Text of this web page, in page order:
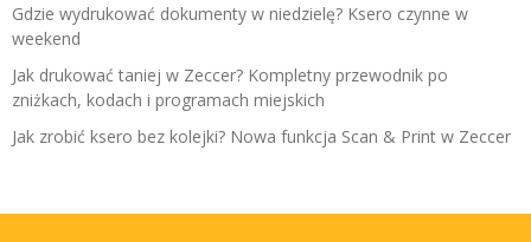
Gdzie wydrukować dokumenty w niedzielę? Ksero czynne w
weekend
Jak drukować taniej w Zeccer? Kompletny przewodnik po
zniżkach, kodach i programach miejskich
Jak zrobić ksero bez kolejki? Nowa funkcja Scan & Print w Zeccer